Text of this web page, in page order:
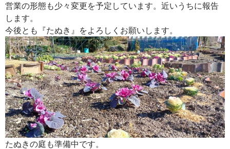
営業の形態も少々変更を予定しています。近いうちに報告
します。
今後とも『たぬき』をよろしくお願いします。
たぬきの庭も準備中です。